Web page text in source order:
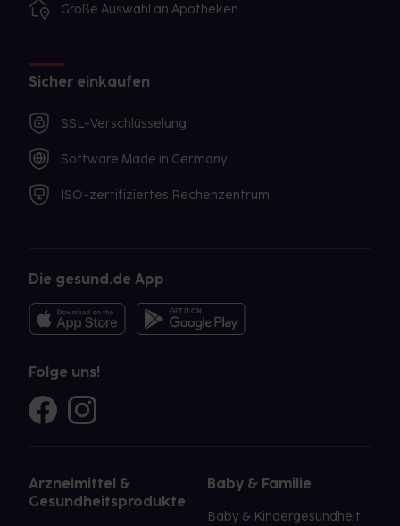
Große Auswahl an Apotheken
Sicher einkaufen
SSL-Verschlüsselung
Software Made in Germany
ISO-zertifiziertes Rechenzentrum
Die gesund.de App
Folge uns!
Arzneimittel &
Gesundheitsprodukte
Baby & Familie
Baby & Kindergesundheit